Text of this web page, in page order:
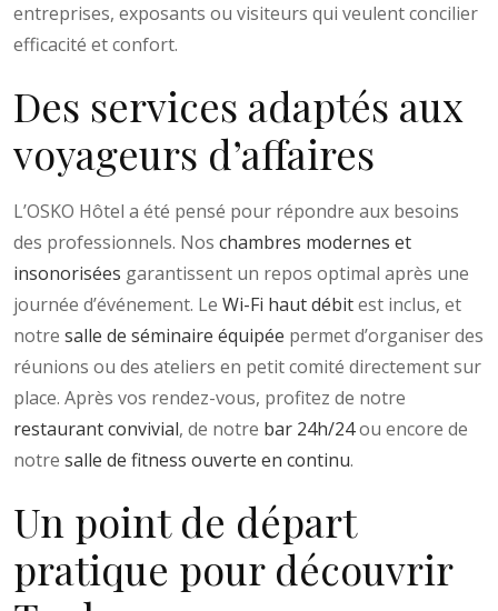
entreprises, exposants ou visiteurs qui veulent concilier
efficacité et confort.
Des services adaptés aux
voyageurs d’affaires
L’OSKO Hôtel a été pensé pour répondre aux besoins
des professionnels. Nos chambres modernes et
insonorisées garantissent un repos optimal après une
journée d’événement. Le Wi-Fi haut débitest inclus, et
notre salle de séminaire équipée permet d’organiser des
réunions ou des ateliers en petit comité directement sur
place. Après vos rendez-vous, profitez de notre
restaurant convivial, de notre bar 24h/24ou encore de
notre salle de fitness ouverte en continu.
Un point de départ
pratique pour découvrir